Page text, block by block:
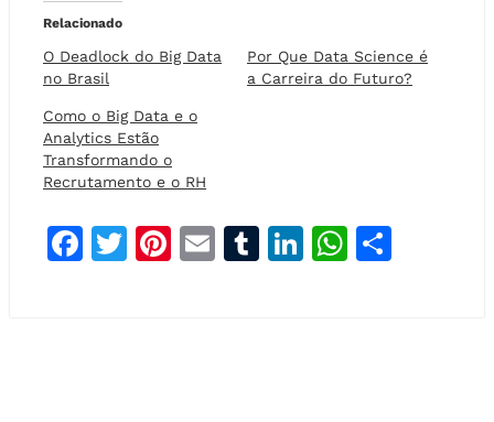
Relacionado
O Deadlock do Big Data
no Brasil
Por Que Data Science é
a Carreira do Futuro?
Como o Big Data e o
Analytics Estão
Transformando o
Recrutamento e o RH
F
T
Pi E
T
Li W